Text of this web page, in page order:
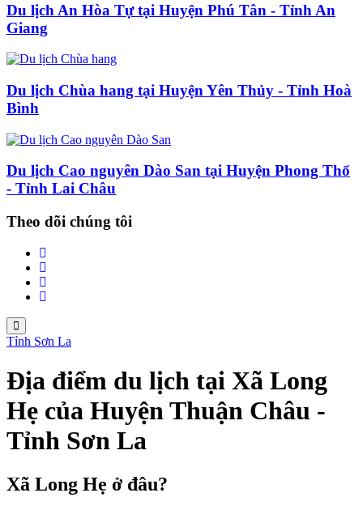
Du lịch An Hòa Tự tại Huyện Phú Tân - Tỉnh An
Giang
Du lịch Chùa hang tại Huyện Yên Thủy - Tỉnh Hoà
Bình
Du lịch Cao nguyên Dào San tại Huyện Phong Thổ
- Tỉnh Lai Châu
Theo dõi chúng tôi
Tỉnh Sơn La
Địa điểm du lịch tại Xã Long
Hẹ của Huyện Thuận Châu -
Tỉnh Sơn La
Xã Long Hẹ ở đâu?